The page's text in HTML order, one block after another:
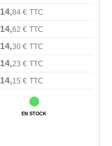
14,84€ TTC
14,62 € TTC
14,30€ TTC
14,23 € TTC
14,15 € TTC
EN STOCK